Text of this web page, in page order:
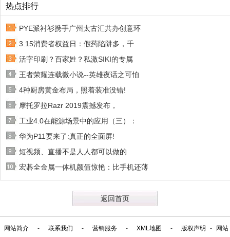
热点排行
PYE派衬衫携手广州太古汇共办创意环
3.15消费者权益日：假药陷阱多，千
活字印刷？百家姓？私激SIKI的专属
王者荣耀连载微小说--英雄夜话之可怕
4种厨房黄金布局，照着装准没错!
摩托罗拉Razr 2019震撼发布，
工业4.0在能源场景中的应用（三）：
华为P11要来了:真正的全面屏!
短视频、直播不是人人都可以做的
宏碁全金属一体机颜值惊艳：比手机还薄
返回首页
网站简介 - 联系我们 - 营销服务 - XML地图 - 版权声明 - 网站